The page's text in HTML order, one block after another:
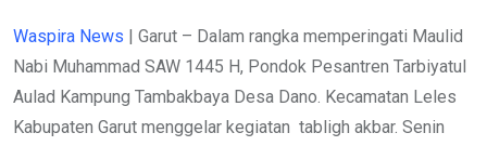
Waspira News | Garut – Dalam rangka memperingati Maulid
Nabi Muhammad SAW 1445 H, Pondok Pesantren Tarbiyatul
Aulad Kampung Tambakbaya Desa Dano. Kecamatan Leles
Kabupaten Garut menggelar kegiatan tabligh akbar. Senin